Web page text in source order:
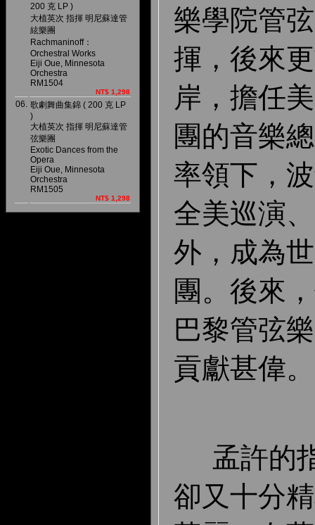
200 克 LP )
大植英次 指揮 明尼蘇達管
絃樂團
Rachmaninoff：
Orchestral Works
Eiji Oue, Minnesota
Orchestra
RM1504
NT$ 1,298
06. 歌劇舞曲集錦 ( 200 克 LP
)
大植英次 指揮 明尼蘇達管
弦樂團
Exotic Dances from the
Opera
Eiji Oue, Minnesota
Orchestra
RM1505
NT$ 1,298
樂學院管
揮，後來
岸，擔任
團的音樂
率領下，
全美巡演
外，成為
團。後來
巴黎管弦
貢獻甚偉。
孟許的
卻又十分